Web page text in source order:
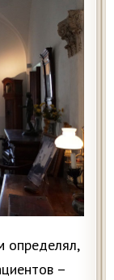
определял,
–